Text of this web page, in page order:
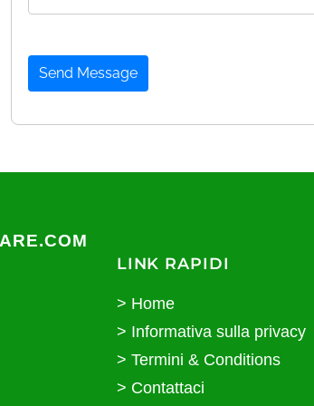
Send Message
LINK RAPIDI
Home
Informativa sulla privacy
Termini & Conditions
Contattaci